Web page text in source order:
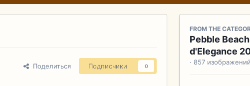
Поделиться Подписчики 0
FROM THE
Pebble
d'Elegance
· 857 изображений